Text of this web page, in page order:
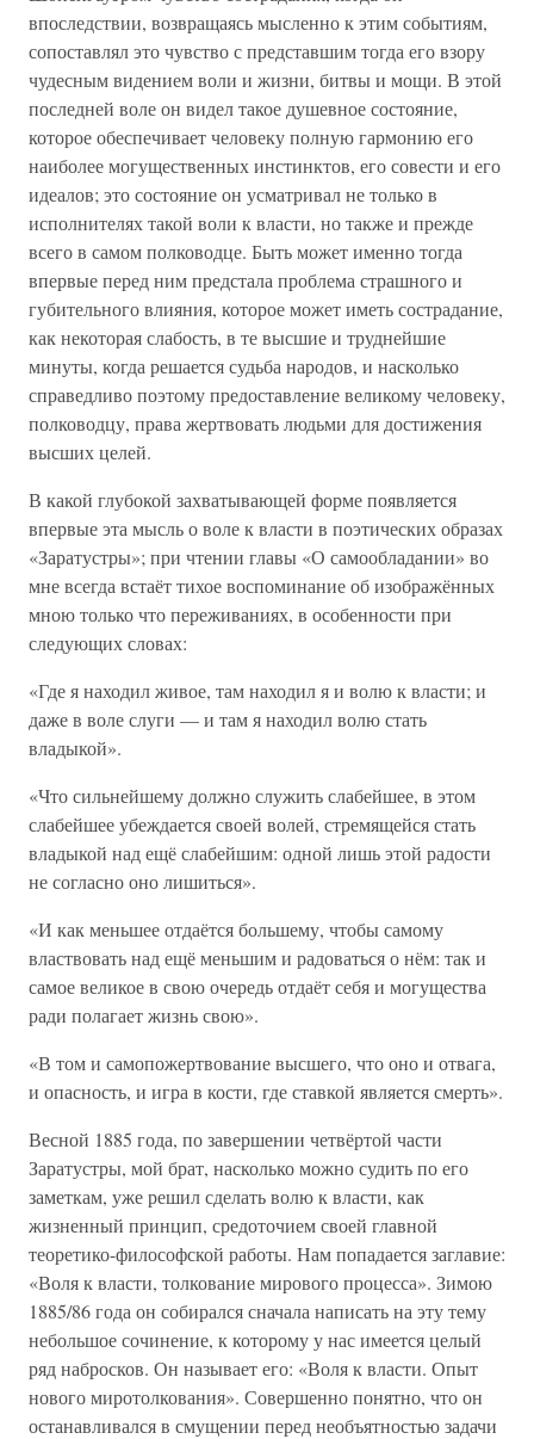
впоследствии, возвращаясь мысленно к этим событиям,
сопоставлял это чувство с представшим тогда его взору
чудесным видением воли и жизни, битвы и мощи. В этой
последней воле он видел такое душевное состояние,
которое обеспечивает человеку полную гармонию его
наиболее могущественных инстинктов, его совести и его
идеалов; это состояние он усматривал не только в
исполнителях такой воли к власти, но также и прежде
всего в самом полководце. Быть может именно тогда
впервые перед ним предстала проблема страшного и
губительного влияния, которое может иметь сострадание,
как некоторая слабость, в те высшие и труднейшие
минуты, когда решается судьба народов, и насколько
справедливо поэтому предоставление великому человеку,
полководцу, права жертвовать людьми для достижения
высших целей.
В какой глубокой захватывающей форме появляется
впервые эта мысль о воле к власти в поэтических образах
«Заратустры»; при чтении главы «О самообладании» во
мне всегда встаёт тихое воспоминание об изображённых
мною только что переживаниях, в особенности при
следующих словах:
«Где я находил живое, там находил я и волю к власти; и
даже в воле слуги — и там я находил волю стать
владыкой».
«Что сильнейшему должно служить слабейшее, в этом
слабейшее убеждается своей волей, стремящейся стать
владыкой над ещё слабейшим: одной лишь этой радости
не согласно оно лишиться».
«И как меньшее отдаётся большему, чтобы самому
властвовать над ещё меньшим и радоваться о нём: так и
самое великое в свою очередь отдаёт себя и могущества
ради полагает жизнь свою».
«В том и самопожертвование высшего, что оно и отвага,
и опасность, и игра в кости, где ставкой является смерть».
Весной 1885 года, по завершении четвёртой части
Заратустры, мой брат, насколько можно судить по его
заметкам, уже решил сделать волю к власти, как
жизненный принцип, средоточием своей главной
теоретико-философской работы. Нам попадается заглавие:
«Воля к власти, толкование мирового процесса». Зимою
1885/86 года он собирался сначала написать на эту тему
небольшое сочинение, к которому у нас имеется целый
ряд набросков. Он называет его: «Воля к власти. Опыт
нового миротолкования». Совершенно понятно, что он
останавливался в смущении перед необъятностью задачи